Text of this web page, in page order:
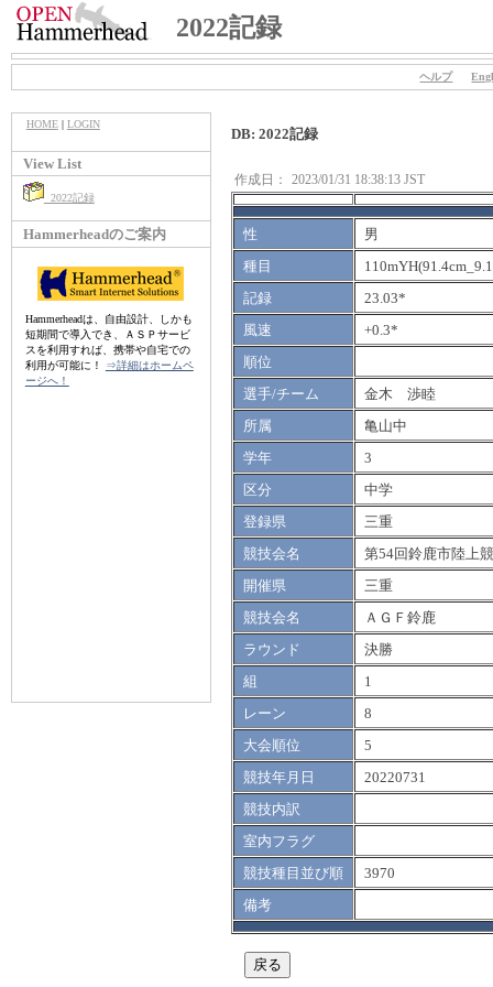
2022記録
ヘルプ
HOME| LOGIN
View List
2022記録
Hammerheadのご案内
Hammerheadは、自由設計、しかも
短期間で導入でき、ＡＳＰサービ
スを利用すれば、携帯や自宅での
利用が可能に！
⇒詳細はホームペ
ージへ！
DB: 2022記録
作成日： 2023/01/31 18:38:13 JST
性
男
種目
記録
23.03*
風速
+0.3*
順位
選手/チーム
金木 渉睦
所属
亀山中
学年
3
区分
中学
登録県
三重
競技会名
第54回鈴鹿市陸上
開催県
三重
競技会名
ＡＧＦ鈴鹿
ラウンド
決勝
組
1
レーン
8
大会順位
5
競技年月日
20220731
競技内訳
室内フラグ
競技種目並び順
3970
備考